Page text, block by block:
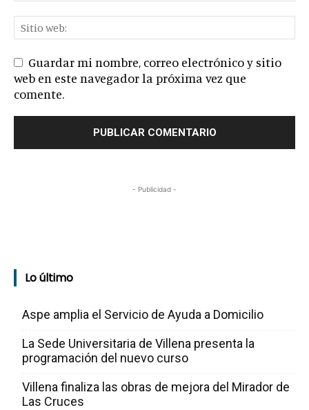
Guardar mi nombre, correo electrónico y sitio
web en este navegador la próxima vez que
comente.
- Publicidad -
Lo último
Aspe amplia el Servicio de Ayuda a Domicilio
La Sede Universitaria de Villena presenta la
programación del nuevo curso
Villena finaliza las obras de mejora del Mirador de
Las Cruces